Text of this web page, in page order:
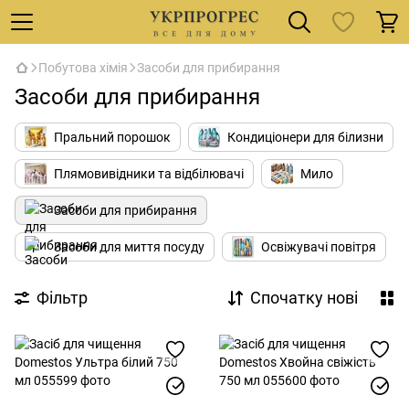
Побутова хімія Засоби для прибирання
Засоби для прибирання
Пральний порошок Кондиціонери для білизни
Плямовивідники та відбілювачі Мило
Засоби для прибирання
Засоби для миття посуду Освіжувачі повітря
Фільтр Спочатку нові